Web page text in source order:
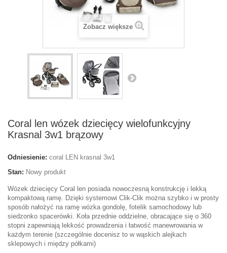
Zobacz większe
Coral len wózek dziecięcy wielofunkcyjny
Krasnal 3w1 brązowy
Odniesienie: coral LEN krasnal 3w1
Stan: Nowy produkt
Wózek dziecięcy Coral len posiada nowoczesną konstrukcję i lekką
kompaktową ramę. Dzięki systemowi Clik-Clik można szybko i w prosty
sposób nałożyć na ramę wózka gondolę, fotelik samochodowy lub
siedzonko spacerówki. Koła przednie oddzielne, obracające się o 360
stopni zapewniają lekkość prowadzenia i łatwość manewrowania w
każdym terenie (szczególnie docenisz to w wąskich alejkach
sklepowych i między półkami)